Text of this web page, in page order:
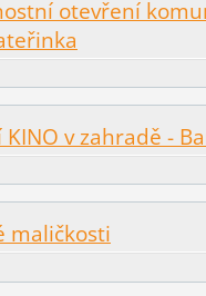
otevření
KINO v zahradě -
maličkosti